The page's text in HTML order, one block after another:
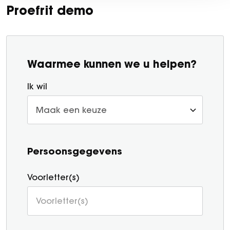
Proefrit demo
Waarmee kunnen we u helpen?
Ik wil
Persoonsgegevens
Voorletter(s)